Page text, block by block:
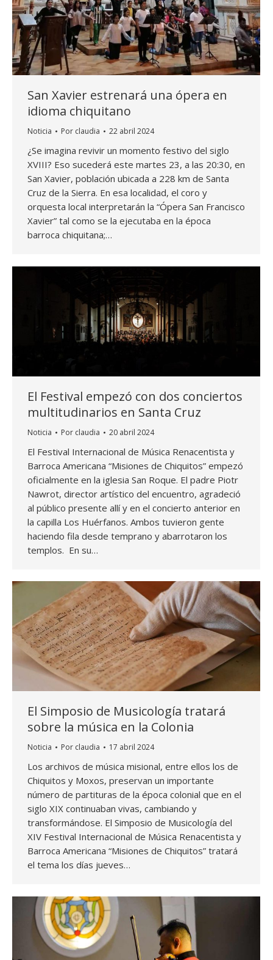
San Xavier estrenará una ópera en
idioma chiquitano
Noticia Por claudia 22 abril 2024
¿Se imagina revivir un momento festivo del siglo
XVIII? Eso sucederá este martes 23, a las 20:30, en
San Xavier, población ubicada a 228 km de Santa
Cruz de la Sierra. En esa localidad, el coro y
orquesta local interpretarán la “Ópera San Francisco
Xavier” tal como se la ejecutaba en la época
barroca chiquitana;…
El Festival empezó con dos conciertos
multitudinarios en Santa Cruz
Noticia Por claudia 20 abril 2024
El Festival Internacional de Música Renacentista y
Barroca Americana “Misiones de Chiquitos” empezó
oficialmente en la iglesia San Roque. El padre Piotr
Nawrot, director artístico del encuentro, agradeció
al público presente allí y en el concierto anterior en
la capilla Los Huérfanos. Ambos tuvieron gente
haciendo fila desde temprano y abarrotaron los
templos. En su…
El Simposio de Musicología tratará
sobre la música en la Colonia
Noticia Por claudia 17 abril 2024
Los archivos de música misional, entre ellos los de
Chiquitos y Moxos, preservan un importante
número de partituras de la época colonial que en el
siglo XIX continuaban vivas, cambiando y
transformándose. El Simposio de Musicología del
XIV Festival Internacional de Música Renacentista y
Barroca Americana “Misiones de Chiquitos” tratará
el tema los días jueves…